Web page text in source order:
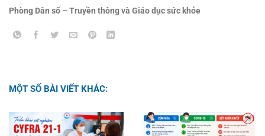
Phòng Dân số – Truyền thông và Giáo dục sức khỏe
MỘT SỐ BÀI VIẾT KHÁC: